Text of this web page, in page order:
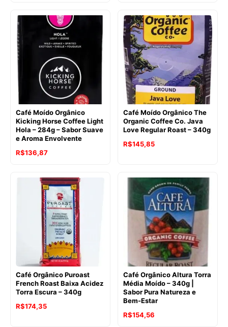
Café Moído Orgânico
Kicking Horse Coffee Light
Hola – 284g – Sabor Suave
e Aroma Envolvente
O
original
R$191,21.
R$136,87O
atual
é:
R$136,87.
Café Moído Orgânico The
Organic Coffee Co. Java
Love Regular Roast – 340g
O
R$181,28.
R$145,85O
é:
R$145,85.
Café Orgânico Puroast
French Roast Baixa Acidez
Torra Escura – 340g
O
R$174,35O
Café Orgânico Altura Torra
Média Moído – 340g |
Sabor Pura Natureza e
Bem-Estar
O
R$154,56